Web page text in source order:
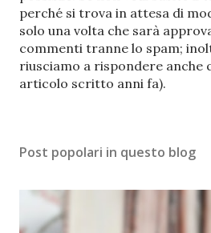
s
t
a
u
n
m
n
o
perché si trova in attesa di
solo una volta che sarà
commenti tranne lo spam;
riusciamo a rispondere anche
articolo scritto anni fa).
Post popolari in questo blog